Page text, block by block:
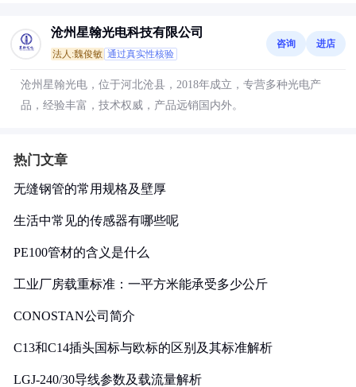
沧州星翰光电科技有限公司
法人:魏俊敏 通过真实性核验
咨询 进店
沧州星翰光电，位于河北沧县，2018年成立，专营多种光电产
品，经验丰富，技术权威，产品远销国内外。
热门文章
无缝钢管的常用规格及壁厚
生活中常见的传感器有哪些呢
PE100管材的含义是什么
工业厂房载重标准：一平方米能承受多少公斤
CONOSTAN公司简介
C13和C14插头国标与欧标的区别及其标准解析
LGJ-240/30导线参数及载流量解析